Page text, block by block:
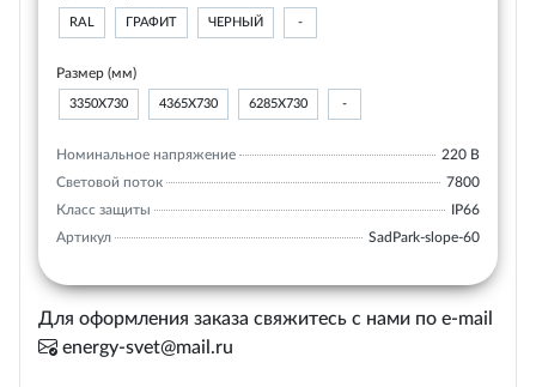
RAL ГРАФИТ ЧЕРНЫЙ -
Размер (мм)
3350Х730 4365Х730 6285Х730 -
Номинальное напряжение
220 В
Световой поток
7800
Класс защиты
IP66
Артикул
SadPark-slope-60
Для оформления заказа свяжитесь с нами по e-mail
energy-svet@mail.ru